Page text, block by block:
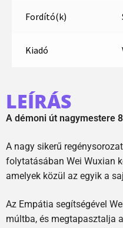
Fordító(k)
Kiadó
LEÍRÁS
A démoni út nagymestere
A nagy sikerű
folytatásában Wei Wuxian
amelyek közül az egyik a
Az Empátia segítségével
múltba, és megtapasztalja